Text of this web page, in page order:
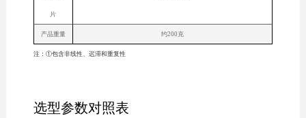
片
产品重量 约200克
注：①包含非线性、迟滞和重复性
选型参数对照表